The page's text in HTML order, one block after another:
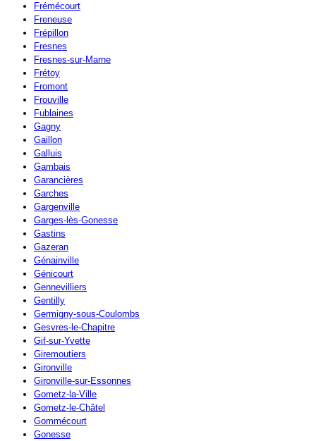
Frémécourt
Freneuse
Frépillon
Fresnes
Fresnes-sur-Marne
Frétoy
Fromont
Frouville
Fublaines
Gagny
Gaillon
Galluis
Gambais
Garancières
Garches
Gargenville
Garges-lès-Gonesse
Gastins
Gazeran
Génainville
Génicourt
Gennevilliers
Gentilly
Germigny-sous-Coulombs
Gesvres-le-Chapitre
Gif-sur-Yvette
Giremoutiers
Gironville
Gironville-sur-Essonnes
Gometz-la-Ville
Gometz-le-Châtel
Gommécourt
Gonesse